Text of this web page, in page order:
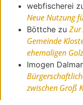
webfischerei
Neue Nutzung
Böttche zuZur
Gemeinde
ehemaligen
Imogen
zwischen Groß